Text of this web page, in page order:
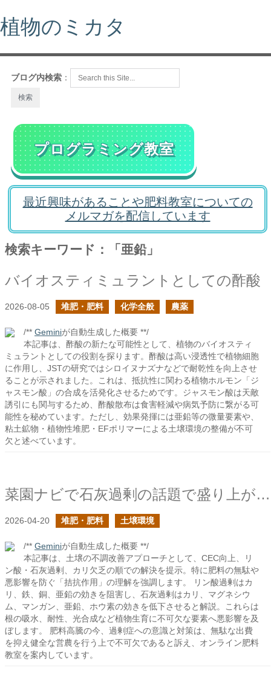
植物のミカタ
ブログ内検索 ：
プログラミング教室
最近興味があることや肥料教室についての
メルマガを配信しています
検索キーワード：「亜鉛」
バイオスティミュラントとしての酢酸
2026-08-05 堆肥・肥料 化学全般 農薬
/** Geminiが自動生成した概要 **/
本記事は、酢酸の新たな可能性として、植物のバイオスティ
ミュラントとしての役割を探ります。酢酸は高い浸透性で植物細胞
に作用し、JSTの研究ではシロイヌナズナなどで耐乾性を向上させ
ることが示されました。これは、抵抗性に関わる植物ホルモン「ジ
ャスモン酸」の合成を活発化させるためです。ジャスモン酸は天敵
誘引にも関与するため、酢酸散布は食害軽減や病気予防に繋がる可
能性を秘めています。ただし、効果発揮には亜鉛等の微量要素や、
粘土鉱物・植物性堆肥・EFポリマーによる土壌環境の整備が不可
欠と述べています。
菜園ナビで石灰過剰の話題で盛り上がっていて嬉しいの続き
2026-04-20 堆肥・肥料 土壌環境
/** Geminiが自動生成した概要 **/
本記事は、土壌の不調改善アプローチとして、CEC向上、リ
ン酸・石灰過剰、カリ欠乏の順での解決を提示。特に肥料の無駄や
悪影響を防ぐ「拮抗作用」の理解を強調します。 リン酸過剰はカ
リ、鉄、銅、亜鉛の効きを阻害し、石灰過剰はカリ、マグネシウ
ム、マンガン、亜鉛、ホウ素の効きを低下させると解説。これらは
根の吸水、耐性、光合成など植物生育に不可欠な要素へ悪影響を及
ぼします。 肥料高騰の今、過剰症への意識と対策は、無駄な出費
を抑え健全な営農を行う上で不可欠であると訴え、オンライン肥料
教室を案内しています。